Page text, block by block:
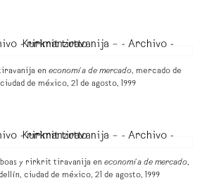
en economía de mercado, mercado de
de méxico, 21 de agosto, 1999
y rirkrit tiravanija en economía de mercado,
ciudad de méxico, 21 de agosto, 1999